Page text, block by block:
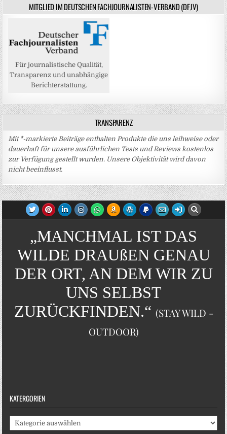
MITGLIED IM DEUTSCHEN FACHJOURNALISTEN-VERBAND (DFJV)
Für journalistische Qualität,
Transparenz und unabhängige
Berichterstattung.
TRANSPARENZ
Mit *-markierte Beiträge enthalten Produkte die uns leihweise oder
dauerhaft für unsere ausführlichen Tests und Reviews kostenlos
zur Verfügung gestellt wurden. Unsere Objektivität wird davon
nicht beeinflusst.
„MANCHMAL IST DAS
WILDE DRAUßEN GENAU
DER ORT, AN DEM WIR ZU
UNS SELBST
ZURÜCKFINDEN.“ (STAY WILD -
OUTDOOR)
KATERGORIEN
Katergorien